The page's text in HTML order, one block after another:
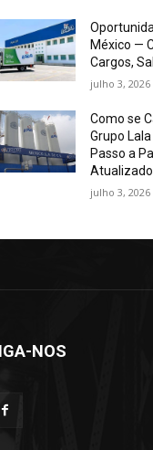
México —
Cargos,
julho 3, 2026
Como se
Grupo
Passo a
Atualizado
julho 3, 2026
NOS